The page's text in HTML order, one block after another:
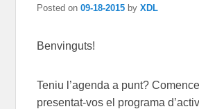
Posted on09-18-2015 byXDL
Benvinguts!
Teniu l’agenda a punt?
presentat-vos el programa